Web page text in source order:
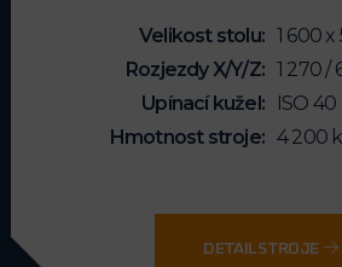
Velikost stolu
1 600
Rozjezdy X/Y/Z
1 270 /
Upínací kužel
ISO 40
Hmotnost stroje
4 200
DETAIL STROJE